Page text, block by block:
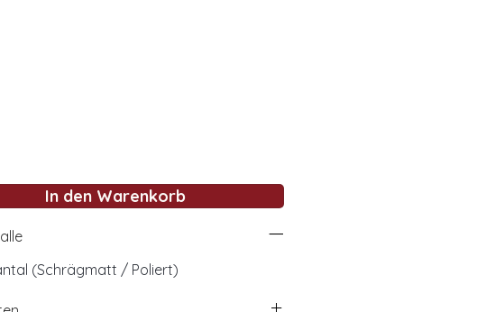
In den Warenkorb
(Schrägmatt / Poliert)